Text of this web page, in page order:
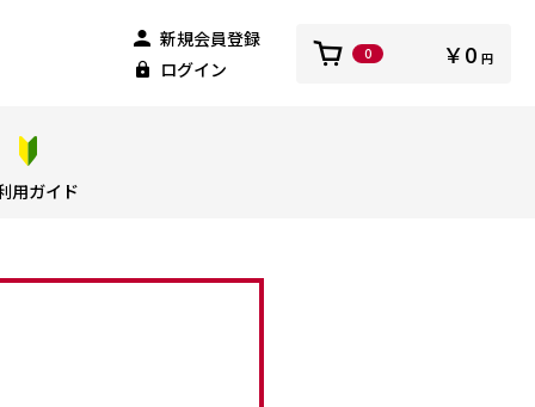
新規会員登録
ログイン
0 ￥0 円
用ガイド